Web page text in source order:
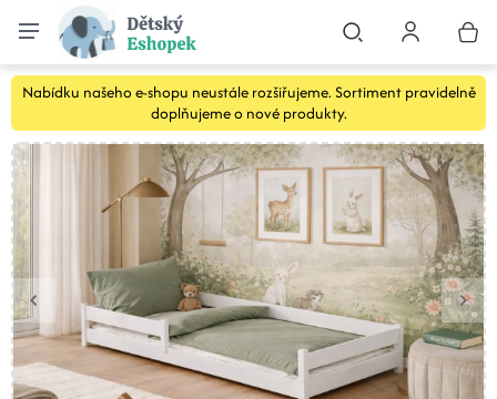
Nabídku našeho e-shopu neustále rozšiřujeme. Sortiment pravidelně
doplňujeme o nové produkty.